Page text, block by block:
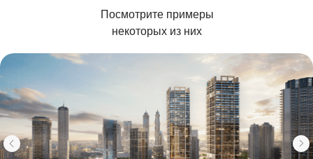
Посмотрите примеры
некоторых из них